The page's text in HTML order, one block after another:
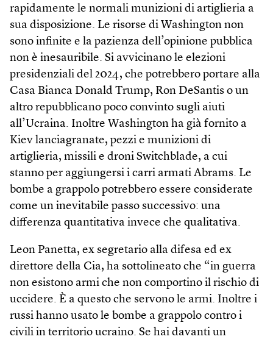
rapidamente le normali munizioni di artiglieria a
sua disposizione. Le risorse di Washington non
sono infinite e la pazienza dell’opinione pubblica
non è inesauribile. Si avvicinano le elezioni
presidenziali del 2024, che potrebbero portare alla
Casa Bianca Donald Trump, Ron DeSantis o un
altro repubblicano poco convinto sugli aiuti
all’Ucraina. Inoltre Washington ha già fornito a
Kiev lanciagranate, pezzi e munizioni di
artiglieria, missili e droni Switchblade, a cui
stanno per aggiungersi i carri armati Abrams. Le
bombe a grappolo potrebbero essere considerate
come un inevitabile passo successivo: una
differenza quantitativa invece che qualitativa.
Leon Panetta, ex segretario alla difesa ed ex
direttore della Cia, ha sottolineato che “in guerra
non esistono armi che non comportino il rischio di
uccidere. È a questo che servono le armi. Inoltre i
russi hanno usato le bombe a grappolo contro i
civili in territorio ucraino. Se hai davanti un